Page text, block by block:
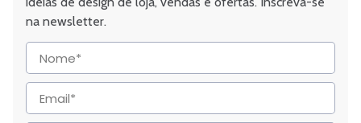
na newsletter.